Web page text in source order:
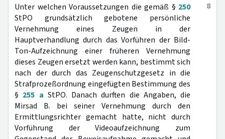
8
Unter welchen Voraussetzungen die gemäß § 250
StPO grundsätzlich gebotene persönliche
Vernehmung eines Zeugen in der
Hauptverhandlung durch das Vorführen der Bild-
Ton-Aufzeichnung einer früheren Vernehmung
dieses Zeugen ersetzt werden kann, bestimmt sich
nach der durch das Zeugenschutzgesetz in die
Strafprozeßordnung eingefügten Bestimmung des
§ 255 a StPO. Danach durften die Angaben, die
Mirsad B. bei seiner Vernehmung durch den
Ermittlungsrichter gemacht hatte, nicht durch
Vorführung der Videoaufzeichnung zum